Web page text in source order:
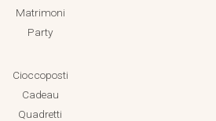
Matrimoni
Party
Cioccoposti
Cadeau
Quadretti